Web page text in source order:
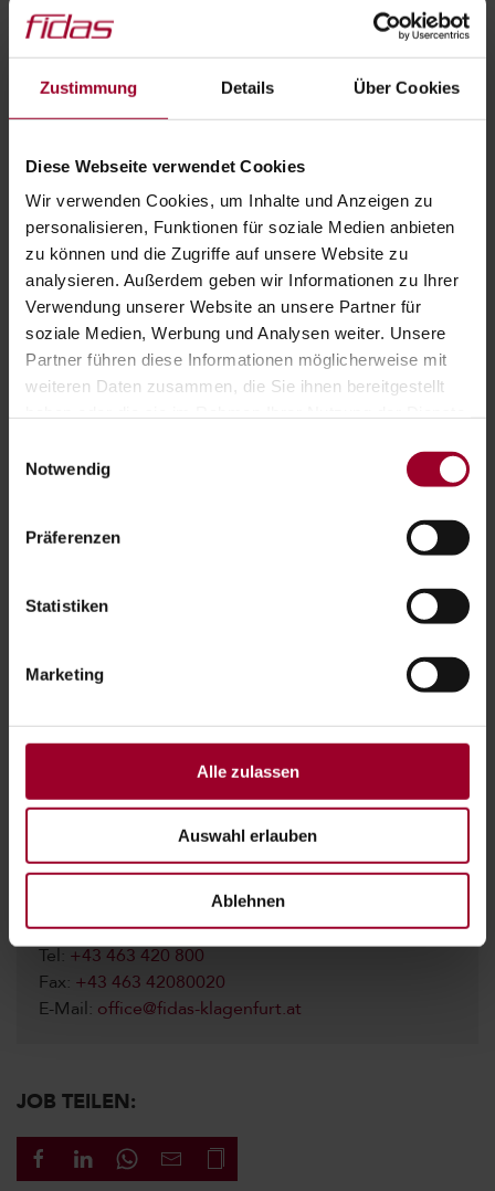
Zustimmung Details Über Cookies
Diese Webseite verwendet Cookies
Wir verwenden Cookies, um Inhalte und Anzeigen zu
personalisieren, Funktionen für soziale Medien anbieten
zu können und die Zugriffe auf unsere Website zu
analysieren. Außerdem geben wir Informationen zu Ihrer
Verwendung unserer Website an unsere Partner für
soziale Medien, Werbung und Analysen weiter. Unsere
Partner führen diese Informationen möglicherweise mit
weiteren Daten zusammen, die Sie ihnen bereitgestellt
Impressum
Notwendig
Präferenzen
Statistiken
Marketing
Alle zulassen
Auswahl erlauben
Ablehnen
MAG. GERHARD ENGL
Tel: +43 463 420 800
Fax: +43 463 42080020
E-Mail: office@fidas-klagenfurt.at
JOB TEILEN: